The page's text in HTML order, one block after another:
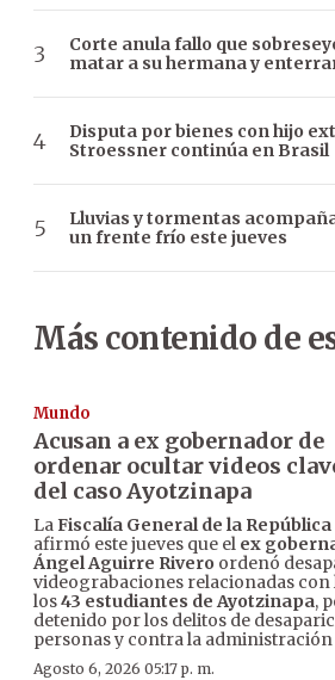
Corte anula fallo que
matar a su hermana y
Disputa por bienes con hijo
Stroessner continúa en Brasil
Lluvias y tormentas
un frente frío este jueves
Más contenido de
Mundo
Acusan a ex gobernador de
ordenar ocultar videos
del caso Ayotzinapa
LaFiscalía General de la
afirmó este jueves que el ex
Ángel Aguirre Rivero ordenó
videograbaciones relacionadas con
los43 estudiantes de Ayotzinapa,
detenido por los delitos de
personas y contra la administración
Agosto 6, 2026 05:17 p. m.